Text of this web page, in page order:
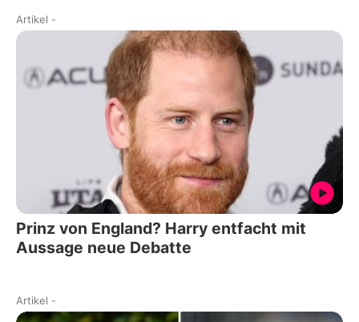
Artikel -
Prinz von England? Harry entfacht mit
Aussage neue Debatte
Artikel -